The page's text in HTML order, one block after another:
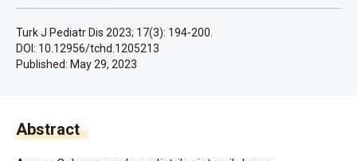
Turk J Pediatr Dis 2023; 17(3): 194-200.
DOI: 10.12956/tchd.1205213
Published: May 29, 2023
Abstract